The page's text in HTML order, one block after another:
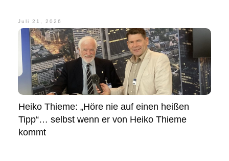
Juli 21, 2026
Heiko Thieme: „Höre nie auf einen heißen
Tipp“… selbst wenn er von Heiko Thieme
kommt